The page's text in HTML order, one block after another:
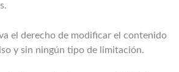
el derecho de modificar el contenido
y sin ningún tipo de limitación.